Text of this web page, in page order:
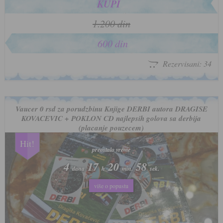
KUPI
1.200 din
600 din
Rezervisani: 34
Vaucer 0 rsd za porudzbinu Knjige DERBI autora DRAGISE
KOVACEVIC + POKLON CD najlepsih golova sa derbija
(placanje pouzecem)
Hit!
preostalo vreme
4dana 17h 20min. 55sek.
više o popustu
preostalo vreme
4dana 17h 20min. 55sek.
više o popustu